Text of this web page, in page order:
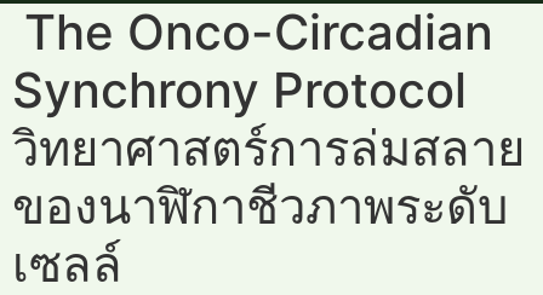
The Onco-Circadian
Synchrony Protocol
วิทยาศาสตร์การล่มสลาย
ของนาฬิกาชีวภาพระดับ
เซลล์